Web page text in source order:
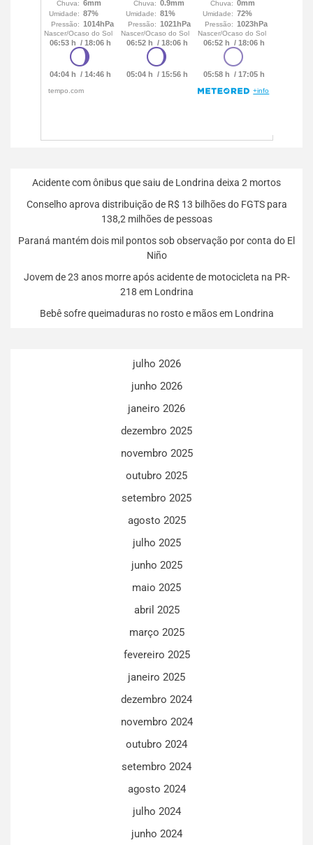
Acidente com ônibus que saiu de Londrina deixa 2 mortos
Conselho aprova distribuição de R$ 13 bilhões do FGTS para
138,2 milhões de pessoas
Paraná mantém dois mil pontos sob observação por conta do El
Niño
Jovem de 23 anos morre após acidente de motocicleta na PR-
218 em Londrina
Bebê sofre queimaduras no rosto e mãos em Londrina
julho 2026
junho 2026
janeiro 2026
dezembro 2025
novembro 2025
outubro 2025
setembro 2025
agosto 2025
julho 2025
junho 2025
maio 2025
abril 2025
março 2025
fevereiro 2025
janeiro 2025
dezembro 2024
novembro 2024
outubro 2024
setembro 2024
agosto 2024
julho 2024
junho 2024